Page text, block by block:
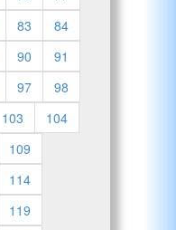
83
84
90
91
97
98
103
104
109
114
119